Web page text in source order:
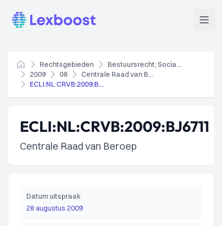
Lexboost
Home
Rechtsgebieden
Bestuursrecht; Socialezekerheidsrecht
2009
08
Centrale Raad van Beroep
ECLI:NL:CRVB:2009:BJ6711
ECLI:NL:CRVB:2009:BJ6711
Centrale Raad van Beroep
Datum uitspraak
28 augustus 2009